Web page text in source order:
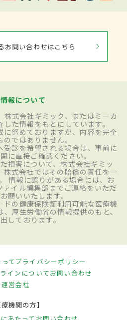
お問い合わせはこちら
報について
式会社ギミック、またはミーカ
た情報をもとにしています。
努めておりますが、内容を完全
のではありません。
診を希望される場合は、事前に
に直接ご確認ください。
損害について、株式会社ギミッ
株式会社ではその賠償の責任を一
情報に誤りがある場合には、お
イル編集部までご連絡をいただ
願いいたします。
の健康保険証利用可能な医療機
厚生労働省の情報提供のもと、
しております。
てプライバシーポリシー
インについてお問い合わせ
運営会社
療機関の方】